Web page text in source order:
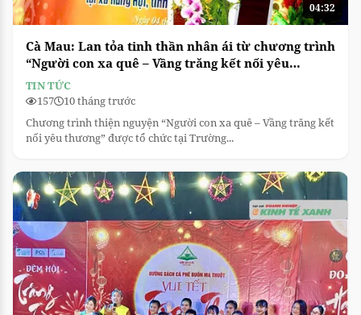
04:32
Cà Mau: Lan tỏa tinh thần nhân ái từ chương trình
“Người con xa quê – Vầng trăng kết nối yêu
thương”
TIN TỨC
157
10 tháng trước
Chương trình thiện nguyện “Người con xa quê – Vầng trăng kết
nối yêu thương” được tổ chức tại Trường...